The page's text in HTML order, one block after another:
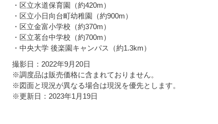
・区立水道保育園（約420m）
・区立小日向台町幼稚園（約900m）
・区立金富小学校（約370m）
・区立茗台中学校（約700m）
・中央大学 後楽園キャンパス（約1.3km）
撮影日：2022年9月20日
※調度品は販売価格に含まれておりません。
※図面と現況が異なる場合は現況を優先とします。
※更新日：2023年1月19日